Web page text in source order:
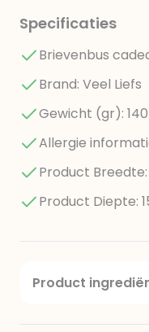
Specificaties
Brievenbus
Brand: Veel Liefs
Gewicht (gr):
Allergie
Product Breedte:
Product Diepte:
Product
maltiolen,